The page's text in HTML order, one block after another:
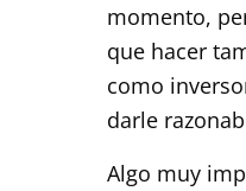
momento,
que hacer
como
darle
Algo muy